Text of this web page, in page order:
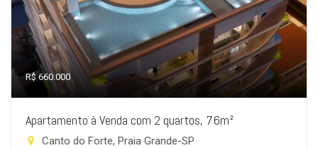
R$ 660.000
Apartamento à Venda com 2 quartos, 76m²
Canto do Forte, Praia Grande-SP